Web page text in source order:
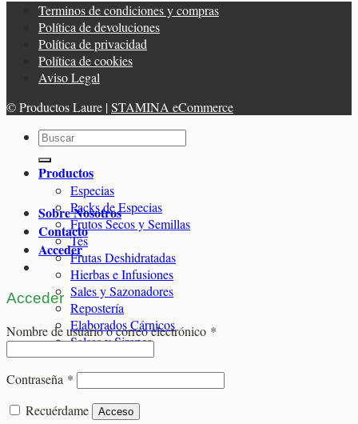
Terminos de condiciones y compras
Política de devoluciones
Política de privacidad
Política de cookies
Aviso Legal
© Productos Laure |STAMINA eCommerce
Buscar
por:
Productos
Especias
Packs de Especias
Frutos Secos y Semillas
Tés
Frutas Deshidratadas
Hierbas e Infusiones
Sales y Sazonadores
Repostería
Elaborados Cárnicos
Salsas y Siropes
Sobre Nosotros
Contacto
Acceder
Acceder
Nombre de usuario o correo electrónico *
Contraseña * Obligatorio
Recuérdame
Acceso